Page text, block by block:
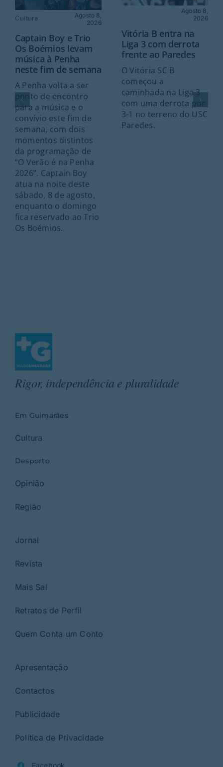
Cultura
Agosto 8,
2026
Captain Boy e Trio
Os Boémios levam
música à Penha
neste fim de semana
A Penha volta a ser
ponto de encontro
para a música e o
convívio este fim de
semana, com dois
momentos distintos
da programação de
“O Verão é na Penha
2026”. Captain Boy
atua na noite deste
sábado, 8 de agosto,
enquanto o domingo
fica reservado ao Trio
Os Boémios.
Agosto 8,
2026
Vitória B entra na
Liga 3 com derrota
frente ao Paredes
O Vitória SC B
começou a
caminhada na Liga 3
com uma derrota por
3-1 no terreno do USC
Paredes.
Rigor, independência e pluralidade
Em Guimarães
Cultura
Desporto
Opinião
Região
Jornal
Revista
Mais Sal
Retratos de Perfil
Quem Conta um Conto
Apresentação
Contactos
Publicidade
Política de Privacidade
Facebook